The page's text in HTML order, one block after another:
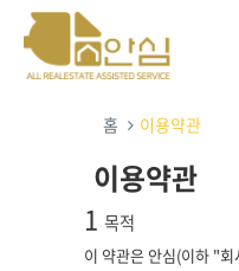
홈 이용약관
이용약관
1 목적
이 약관은 안심(이하 "